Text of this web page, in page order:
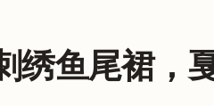
绣鱼尾裙，